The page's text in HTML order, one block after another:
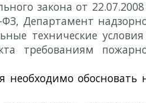
закона от 22.07.2008
Департамент
технические
требованиям
необходимо обосновать